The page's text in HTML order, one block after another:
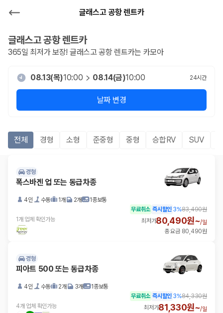
글래스고 공항 렌트카
글래스고 공항렌트카
365일 최저가 보장! 글래스고 공항 렌트카는 카모아
08.13(목)10:00 08.14(금)10:00 24시간
날짜 변경
전체 경형 소형 준중형 중형 승합RV SUV
경형
폭스바겐 업 또는 동급차종
4인 수동 1개 2개 1종보통
1개 업체 확인가능
무료취소 즉시할인 3%83,490원
최저가80,490원~/일
총 요금 80,490원
경형
피아트 500 또는 동급차종
4인 수동 2개 3개 1종보통
4개 업체 확인가능
무료취소 즉시할인 3%84,330원
최저가81,330원~/일